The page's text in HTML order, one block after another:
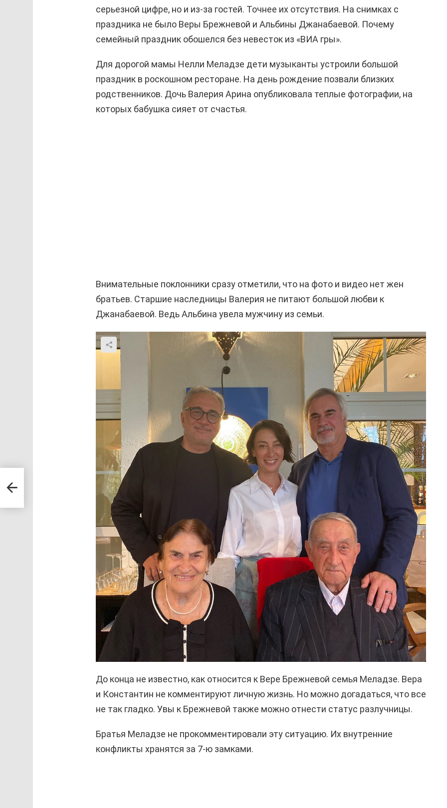
серьезной цифре, но и из-за гостей. Точнее их отсутствия. На снимках с
праздника не было Веры Брежневой и Альбины Джанабаевой. Почему
семейный праздник обошелся без невесток из «ВИА гры».
Для дорогой мамы Нелли Меладзе дети музыканты устроили большой
праздник в роскошном ресторане. На день рождение позвали близких
родственников. Дочь Валерия Арина опубликовала теплые фотографии, на
которых бабушка сияет от счастья.
Внимательные поклонники сразу отметили, что на фото и видео нет жен
братьев. Старшие наследницы Валерия не питают большой любви к
Джанабаевой. Ведь Альбина увела мужчину из семьи.
До конца не известно, как относится к Вере Брежневой семья Меладзе. Вера
и Константин не комментируют личную жизнь. Но можно догадаться, что все
не так гладко. Увы к Брежневой также можно отнести статус разлучницы.
Братья Меладзе не прокомментировали эту ситуацию. Их внутренние
конфликты хранятся за 7-ю замками.